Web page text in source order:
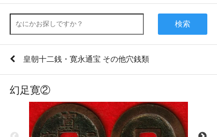
検索
皇朝十二銭・寛永通宝 その他穴銭類
幻足寛②